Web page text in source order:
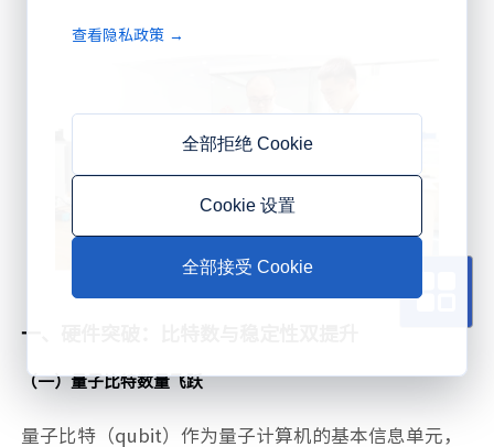
一、硬件突破：比特数与稳定性双提升
（一）量子比特数量飞跃
量子比特（qubit）作为量子计算机的基本信息单元，
查看隐私政策 →
全部拒绝 Cookie
Cookie 设置
全部接受 Cookie